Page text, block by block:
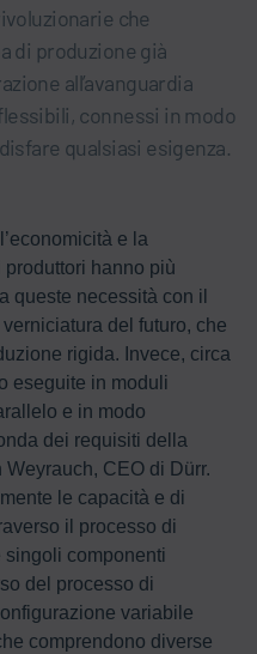
che
di produzione già
all’avanguardia
connessi in modo
qualsiasi esigenza.
e la
hanno più
queste necessità con il
del futuro, che
rigida. Invece, circa
eseguite in moduli
e in modo
dei requisiti della
CEO di Dürr.
le capacità e di
il processo di
singoli componenti
del processo di
variabile
comprendono diverse